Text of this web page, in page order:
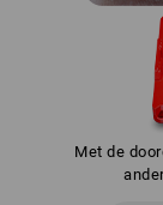
Met de